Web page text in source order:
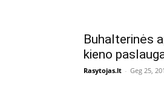
Buhalterinės
kieno
Rasytojas.lt - Geg 25,